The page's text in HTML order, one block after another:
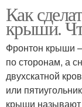
Как
крыши.
Фронтон крыши
по сторонам, а
двухскатной
или
крыши называют